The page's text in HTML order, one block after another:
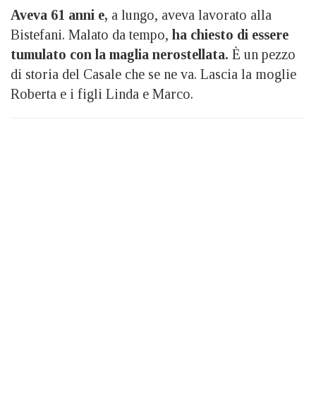
Aveva 61 anni e, a lungo, aveva lavorato alla
Bistefani. Malato da tempo, ha chiesto di essere
tumulato con la maglia nerostellata. È un pezzo
di storia del Casale che se ne va. Lascia la moglie
Roberta e i figli Linda e Marco.